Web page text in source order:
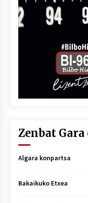
Zenbat
Algara konpartsa
Bakaikuko Etxea